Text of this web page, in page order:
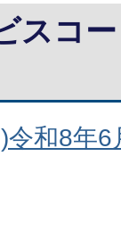
コー
和8年